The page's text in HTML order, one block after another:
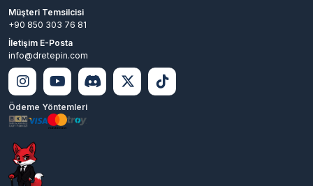
Müşteri Temsilcisi
+90 850 303 76 81
İletişim E-Posta
info@dretepin.com
Ödeme Yöntemleri